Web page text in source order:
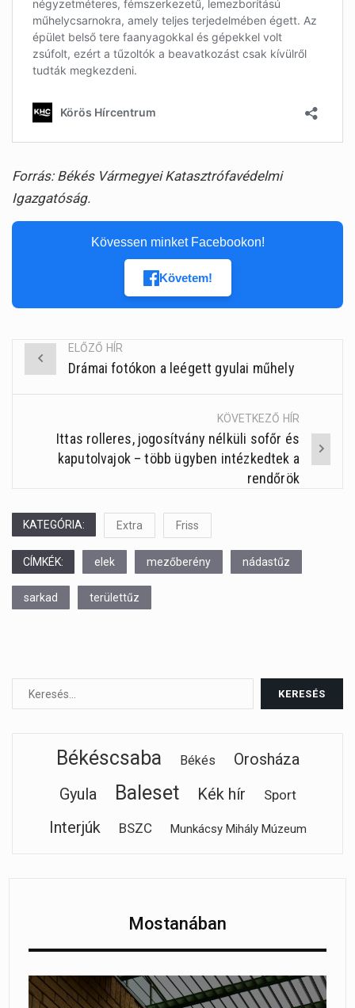
Forrás: Békés Vármegyei Katasztrófavédelmi
Igazgatóság.
Kövessen minket Facebookon!
Követem!
Post
ELŐZŐ HÍR
Drámai fotókon a leégett gyulai műhely
KÖVETKEZŐ HÍR
Ittas rolleres, jogosítvány nélküli sofőr és
kaputolvajok – több ügyben intézkedtek a
rendőrök
KATEGÓRIA: Extra Friss
CÍMKÉK: elek mezőberény nádastűz
sarkad területtűz
Békéscsaba Békés
Orosháza
Gyula
Baleset Kék hír Sport
Interjúk BSZC Munkácsy Mihály Múzeum
Mostanában